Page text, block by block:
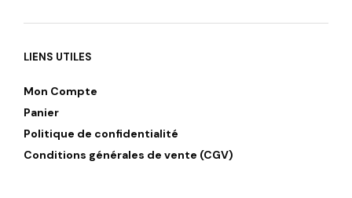
LIENS UTILES
Mon Compte
Panier
Politique de confidentialité
Conditions générales de vente (CGV)